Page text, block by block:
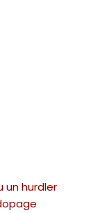
un hurdler